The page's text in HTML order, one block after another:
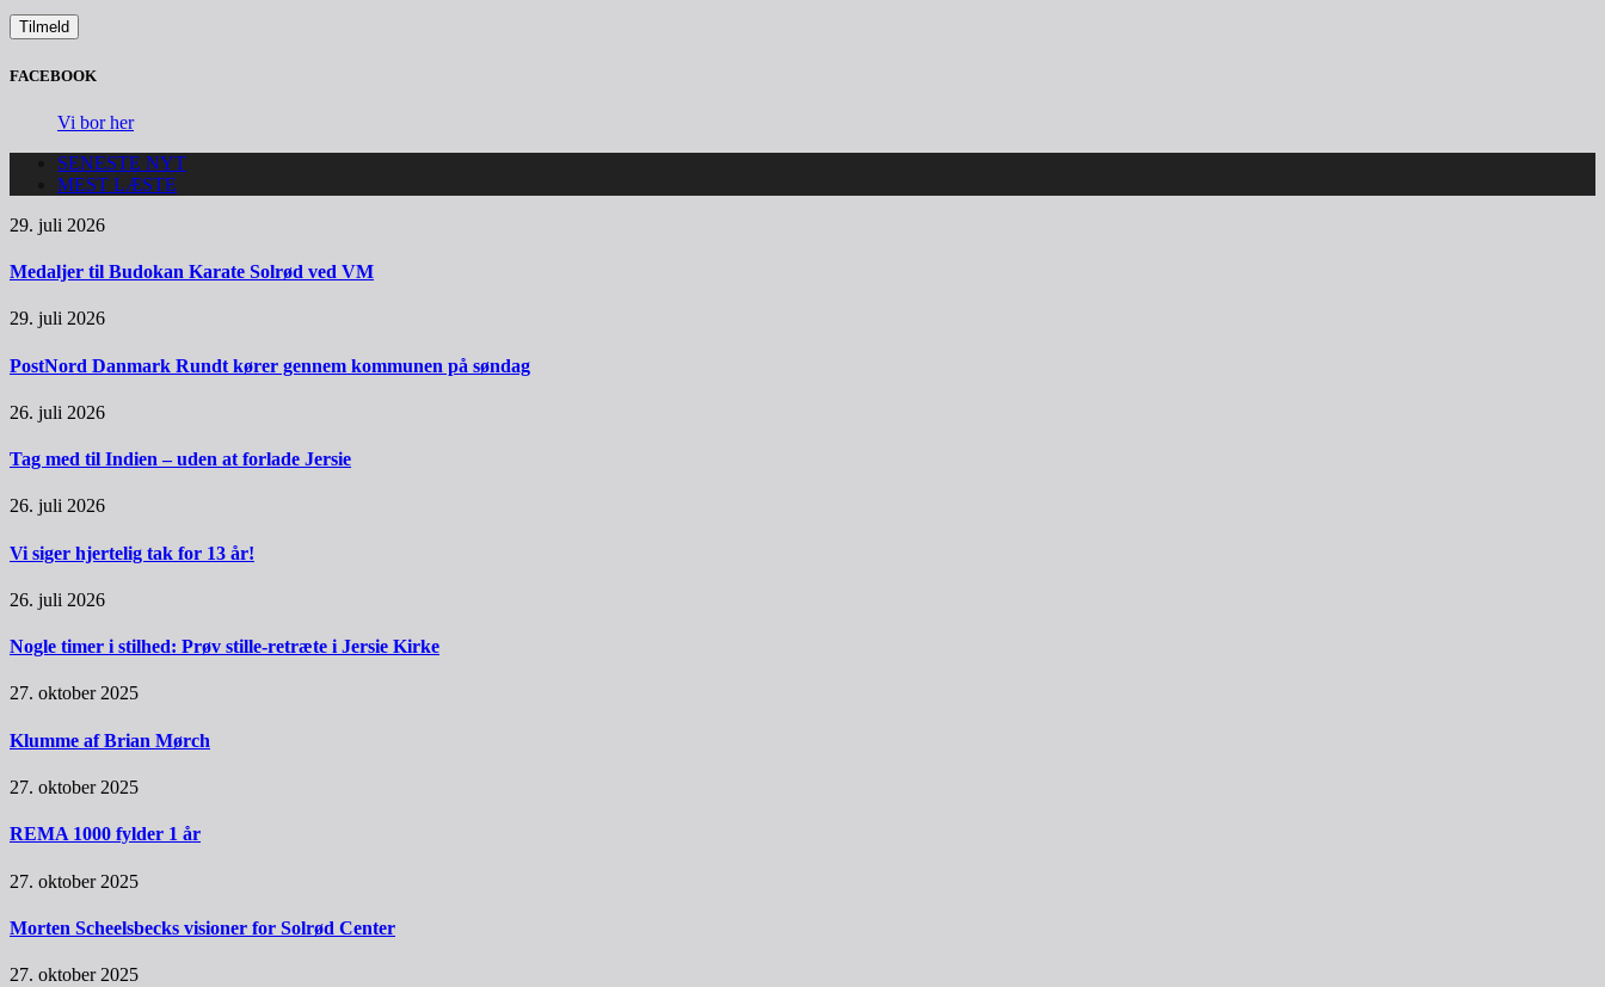
FACEBOOK
Vi bor her
SENESTE NYT
MEST LÆSTE
29. juli 2026
Medaljer til Budokan Karate Solrød ved VM
29. juli 2026
PostNord Danmark Rundt kører gennem kommunen på søndag
26. juli 2026
Tag med til Indien – uden at forlade Jersie
26. juli 2026
Vi siger hjertelig tak for 13 år!
26. juli 2026
Nogle timer i stilhed: Prøv stille-retræte i Jersie Kirke
27. oktober 2025
Klumme af Brian Mørch
27. oktober 2025
REMA 1000 fylder 1 år
27. oktober 2025
Morten Scheelsbecks visioner for Solrød Center
27. oktober 2025